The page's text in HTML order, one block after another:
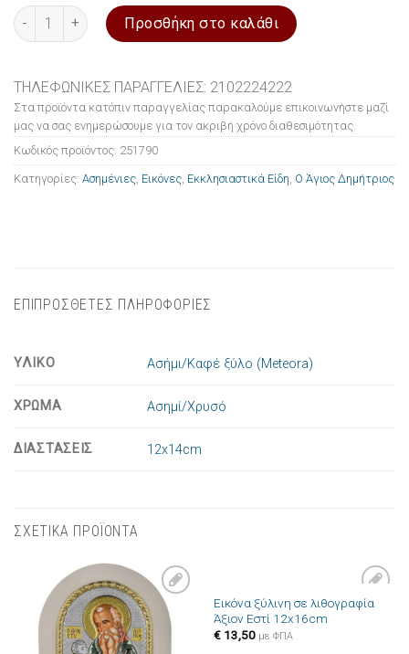
Εικόνα ασημένια Ο Άγιος Δημήτριος 12x14cm ποσότητα
Προσθήκη στο καλάθι
ΤΗΛΕΦΩΝΙΚΕΣ ΠΑΡΑΓΓΕΛΙΕΣ: 2102224222
Στα προϊόντα κατόπιν παραγγελίας παρακαλούμε επικοινωνήστε μαζί
μας να σας ενημερώσουμε για τον ακριβή χρόνο διαθεσιμότητας.
Κωδικός προϊόντος: 251790
Κατηγορίες: Ασημένιες Εικόνες Εκκλησιαστικά Είδη Ο Άγιος Δημήτριος
ΕΠΙΠΡΟΣΘΕΤΕΣ ΠΛΗΡΟΦΟΡΙΕΣ
ΥΛΙΚΟ Ασήμι/Καφέ ξύλο (Meteora)
ΧΡΩΜΑ Ασημί/Χρυσό
ΔΙΑΣΤΑΣΕΙΣ 12x14cm
ΣΧΕΤΙΚΑ ΠΡΟΪΟΝΤΑ
Πρόσθήκη
στην λίστα
επιθυμιών
Πρόσθήκη
Εικόνα ξύλινη σε λιθογραφία
Άξιον Εστί 12x16cm
€13,50 με ΦΠΑ